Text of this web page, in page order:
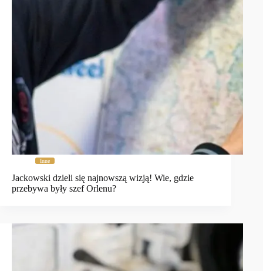
Inne
Jackowski dzieli się najnowszą wizją! Wie, gdzie
przebywa były szef Orlenu?